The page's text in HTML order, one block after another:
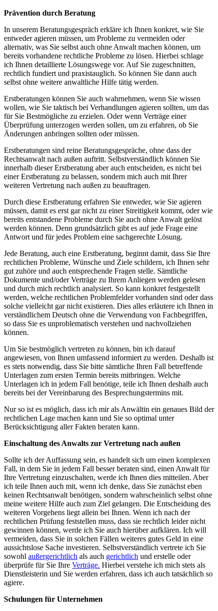
Prävention durch Beratung
In unserem Beratungsgespräch erkläre ich Ihnen konkret, wie Sie
entweder agieren müssen, um Probleme zu vermeiden oder
alternativ, was Sie selbst auch ohne Anwalt machen können, um
bereits vorhandene rechtliche Probleme zu lösen. Hierbei schlage
ich Ihnen detaillierte Lösungswege vor. Auf Sie zugeschnitten,
rechtlich fundiert und praxistauglich. So können Sie dann auch
selbst ohne weitere anwaltliche Hilfe tätig werden.
Erstberatungen können Sie auch wahrnehmen, wenn Sie wissen
wollen, wie Sie taktisch bei Verhandlungen agieren sollten, um das
für Sie Bestmögliche zu erzielen. Oder wenn Verträge einer
Überprüfung unterzogen werden sollen, um zu erfahren, ob Sie
Änderungen anbringen sollten oder müssen.
Erstberatungen sind reine Beratungsgespräche, ohne dass der
Rechtsanwalt nach außen auftritt. Selbstverständlich können Sie
innerhalb dieser Erstberatung aber auch entscheiden, es nicht bei
einer Erstberatung zu belassen, sondern mich auch mit Ihrer
weiteren Vertretung nach außen zu beauftragen.
Durch diese Erstberatung erfahren Sie entweder, wie Sie agieren
müssen, damit es erst gar nicht zu einer Streitigkeit kommt, oder wie
bereits entstandene Probleme durch Sie auch ohne Anwalt gelöst
werden können. Denn grundsätzlich gibt es auf jede Frage eine
Antwort und für jedes Problem eine sachgerechte Lösung.
Jede Beratung, auch eine Erstberatung, beginnt damit, dass Sie Ihre
rechtlichen Probleme, Wünsche und Ziele schildern, ich Ihnen sehr
gut zuhöre und auch entsprechende Fragen stelle. Sämtliche
Dokumente und/oder Verträge zu Ihrem Anliegen werden gelesen
und durch mich rechtlich analysiert. So kann konkret festgestellt
werden, welche rechtlichen Problemfelder vorhanden sind oder dass
solche vielleicht gar nicht existieren. Dies alles erläutere ich Ihnen in
verständlichem Deutsch ohne die Verwendung von Fachbegriffen,
so dass Sie es unproblematisch verstehen und nachvollziehen
können.
Um Sie bestmöglich vertreten zu können, bin ich darauf
angewiesen, von Ihnen umfassend informiert zu werden. Deshalb ist
es stets notwendig, dass Sie bitte sämtliche Ihren Fall betreffende
Unterlagen zum ersten Termin bereits mitbringen. Welche
Unterlagen ich in jedem Fall benötige, teile ich Ihnen deshalb auch
bereits bei der Vereinbarung des Besprechungstermins mit.
Nur so ist es möglich, dass ich mir als Anwältin ein genaues Bild der
rechtlichen Lage machen kann und Sie so optimal unter
Berücksichtigung aller Fakten beraten kann.
Einschaltung des Anwalts zur Vertretung nach außen
Sollte ich der Auffassung sein, es handelt sich um einen komplexen
Fall, in dem Sie in jedem Fall besser beraten sind, einen Anwalt für
Ihre Vertretung einzuschalten, werde ich Ihnen dies mitteilen. Aber
ich teile Ihnen auch mit, wenn ich denke, dass Sie zunächst eben
keinen Rechtsanwalt benötigen, sondern wahrscheinlich selbst ohne
meine weitere Hilfe auch zum Ziel gelangen. Die Entscheidung des
weiteren Vorgehens liegt allein bei Ihnen. Wenn ich nach der
rechtlichen Prüfung feststellen muss, dass sie rechtlich leider nicht
gewinnen können, werde ich Sie auch hierüber aufklären. Ich will
vermeiden, dass Sie in solchen Fällen weiteres gutes Geld in eine
aussichtslose Sache investieren. Selbstverständlich vertrete ich Sie
sowohl außergerichtlich als auch gerichtlich und erstelle oder
überprüfe für Sie Ihre Verträge. Hierbei verstehe ich mich stets als
Dienstleisterin und Sie werden erfahren, dass ich auch tatsächlich so
agiere.
Schulungen für Unternehmen